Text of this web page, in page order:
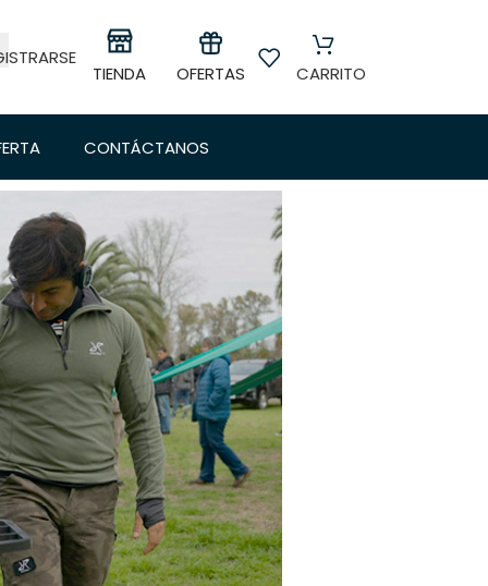
TIENDA OFERTAS CARRITO
CONTÁCTANOS